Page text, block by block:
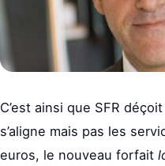
C’est ainsi que SFR
s’aligne mais pas les
euros, le nouveau forfait